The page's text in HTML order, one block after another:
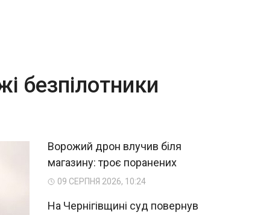
безпілотники
Ворожий дрон влучив біля
магазину: троє поранених
09 СЕРПНЯ 2026, 10:24
На Чернігівщині суд повернув